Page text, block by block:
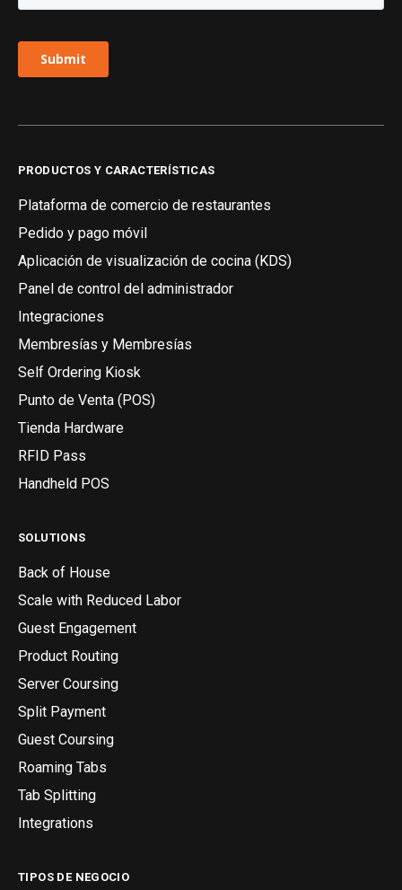
PRODUCTOS Y CARACTERÍSTICAS
Plataforma de comercio de restaurantes
Pedido y pago móvil
Aplicación de visualización de cocina (KDS)
Panel de control del administrador
Integraciones
Membresías y Membresías
Self Ordering Kiosk
Punto de Venta (POS)
Tienda Hardware
RFID Pass
Handheld POS
SOLUTIONS
Back of House
Scale with Reduced Labor
Guest Engagement
Product Routing
Server Coursing
Split Payment
Guest Coursing
Roaming Tabs
Tab Splitting
Integrations
TIPOS DE NEGOCIO